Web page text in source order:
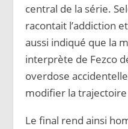
central de la série.
racontait l’addiction
aussi indiqué que la
interprète de Fezco
overdose
modifier la
Le final rend ainsi